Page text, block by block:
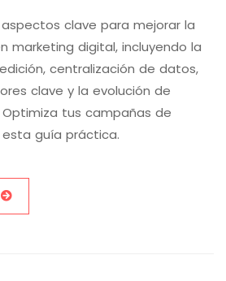
clave para mejorar la
marketing digital, incluyendo la
centralización de datos,
clave y la evolución de
tus campañas de
guía práctica.